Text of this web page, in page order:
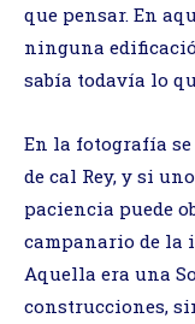
que pensar. En
ninguna
sabía todavía lo
En la fotografía
de cal Rey, y si
paciencia puede
campanario de la
Aquella era una
construcciones,